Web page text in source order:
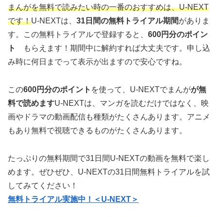
まんがを無料で読みたい時の一番のおすすめは、U-NEXT
です！U-NEXTは、 31日間の無料トライアル期間がありま
す。この無料トライアルで登録すると、 600円分のポイン
ト
もらえます！期間中に解約すれば大丈夫です。申し込
み時に何日までって表示が出ますので安心ですね。
この600円分のポイント を使って、U-NEXTでまんがが無
料で読めますU-NEXTは、マンガを読むだけではなく、映
画やドラマの動画配信も種類がたくさんあります。アニメ
もあり無料で視聴できるものがたくさんあります。
たっぷりの無料期間で31日間U-NEXTの動画を無料で楽し
めます。ぜひぜひ、U-NEXTの31日間無料トライアルを試
してみてください！
無料トライアル実施中！＜U-NEXT＞